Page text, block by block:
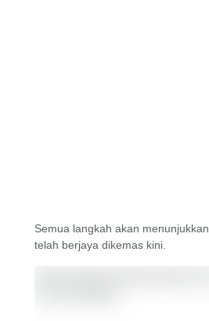
Semua langkah akan menunjukkan
telah berjaya dikemas kini.